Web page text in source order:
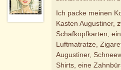
Ich packe meinen
Kasten Augustiner,
Schafkopfkarten,
Luftmatratze,
Augustiner,
Shirts, eine